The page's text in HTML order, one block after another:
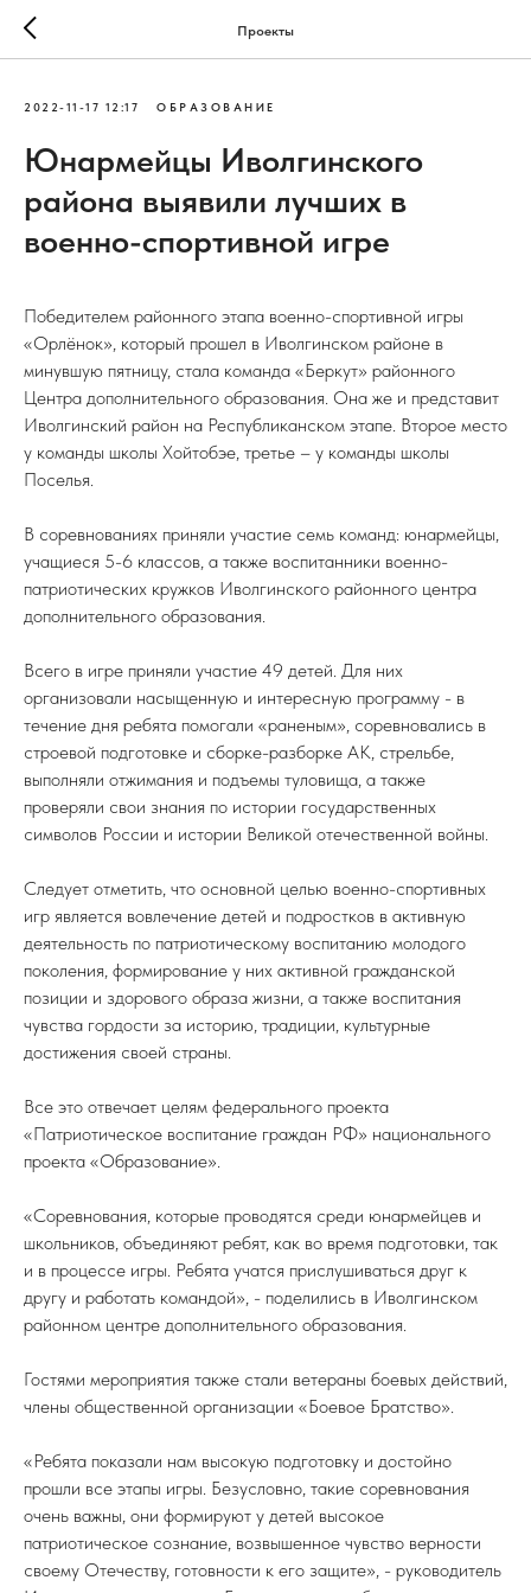
Проекты
2022-11-17 12:17 ОБРАЗОВАНИЕ
Юнармейцы Иволгинского
района выявили лучших в
военно-спортивной игре
Победителем районного этапа военно-спортивной игры
«Орлёнок», который прошел в Иволгинском районе в
минувшую пятницу, стала команда «Беркут» районного
Центра дополнительного образования. Она же и представит
Иволгинский район на Республиканском этапе. Второе место
у команды школы Хойтобэе, третье – у команды школы
Поселья.
В соревнованиях приняли участие семь команд: юнармейцы,
учащиеся 5-6 классов, а также воспитанники военно-
патриотических кружков Иволгинского районного центра
дополнительного образования.
Всего в игре приняли участие 49 детей. Для них
организовали насыщенную и интересную программу - в
течение дня ребята помогали «раненым», соревновались в
строевой подготовке и сборке-разборке АК, стрельбе,
выполняли отжимания и подъемы туловища, а также
проверяли свои знания по истории государственных
символов России и истории Великой отечественной войны.
Следует отметить, что основной целью военно-спортивных
игр является вовлечение детей и подростков в активную
деятельность по патриотическому воспитанию молодого
поколения, формирование у них активной гражданской
позиции и здорового образа жизни, а также воспитания
чувства гордости за историю, традиции, культурные
достижения своей страны.
Все это отвечает целям федерального проекта
«Патриотическое воспитание граждан РФ» национального
проекта «Образование».
«Соревнования, которые проводятся среди юнармейцев и
школьников, объединяют ребят, как во время подготовки, так
и в процессе игры. Ребята учатся прислушиваться друг к
другу и работать командой», - поделились в Иволгинском
районном центре дополнительного образования.
Гостями мероприятия также стали ветераны боевых действий,
члены общественной организации «Боевое Братство».
«Ребята показали нам высокую подготовку и достойно
прошли все этапы игры. Безусловно, такие соревнования
очень важны, они формируют у детей высокое
патриотическое сознание, возвышенное чувство верности
своему Отечеству, готовности к его защите», - руководитель